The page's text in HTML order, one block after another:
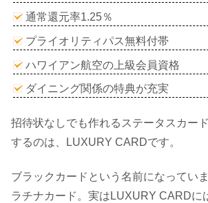
通常還元率1.25％
プライオリティパス無料付帯
ハワイアン航空の上級会員資格
ダイニング関係の特典が充実
招待状なしでも作れるステータスカー
するのは、LUXURY CARDです。
ブラックカードという名前になってい
ラチナカード。実はLUXURY CARD